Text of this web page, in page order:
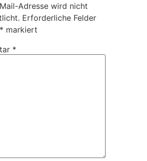
Adresse wird nicht
Erforderliche Felder
* markiert
*